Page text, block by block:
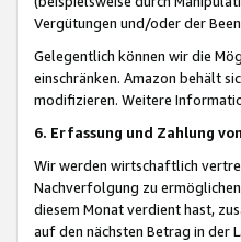
Vergütungen und/oder der
Gelegentlich können wir die
einschränken. Amazon behält
modifizieren. Weitere
6. Erfassung und Zahlung
Wir werden wirtschaftlich
Nachverfolgung zu
diesem Monat verdient hast,
auf den nächsten Betrag in der